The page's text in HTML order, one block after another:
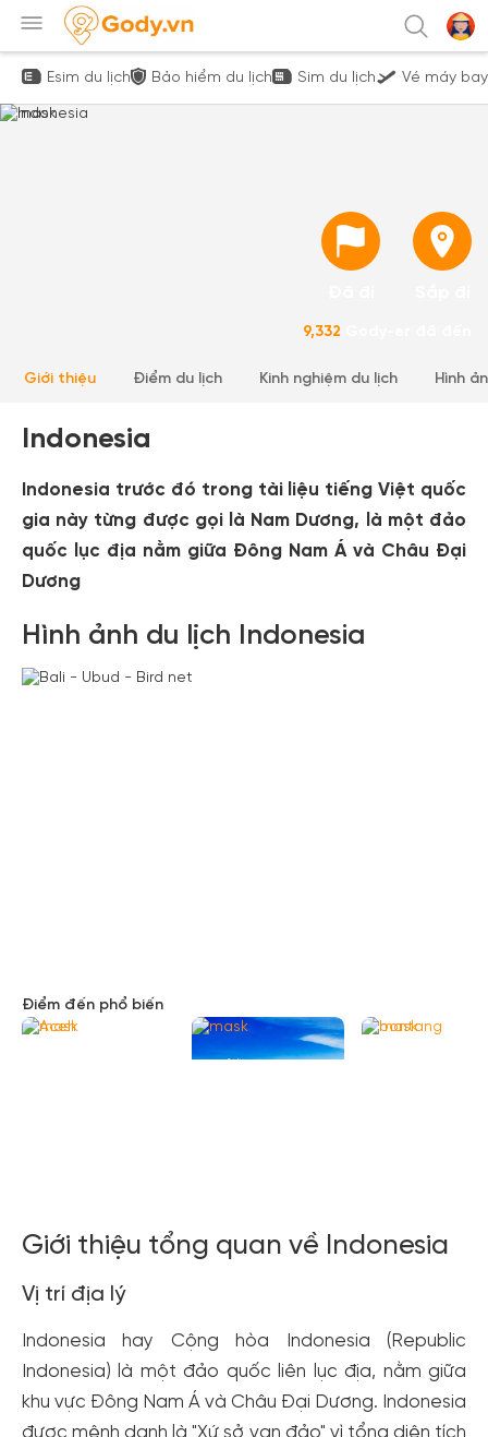
Esim du lịch Bảo hiểm du lịch Sim du lịch Vé máy bay
9,332
Giới thiệu Điểm du lịch Kinh nghiệm du lịch Hình
Indonesia
Indonesia trước đó trong tài liệu tiếng Việt quốc
gia này từng được gọi là Nam Dương, là một đảo
quốc lục địa nằm giữa Đông Nam Á và Châu Đại
Dương
Hình ảnh du lịch Indonesia
Xem tất cả ảnh
Điểm đến phổ biến
Giới thiệu tổng quan về Indonesia
Vị trí địa lý
Indonesia hay Cộng hòa Indonesia (Republic
Indonesia) là một đảo quốc liên lục địa, nằm giữa
khu vực Đông Nam Á và Châu Đại Dương. Indonesia
được mệnh danh là "Xứ sở vạn đảo" vì tổng diện tích